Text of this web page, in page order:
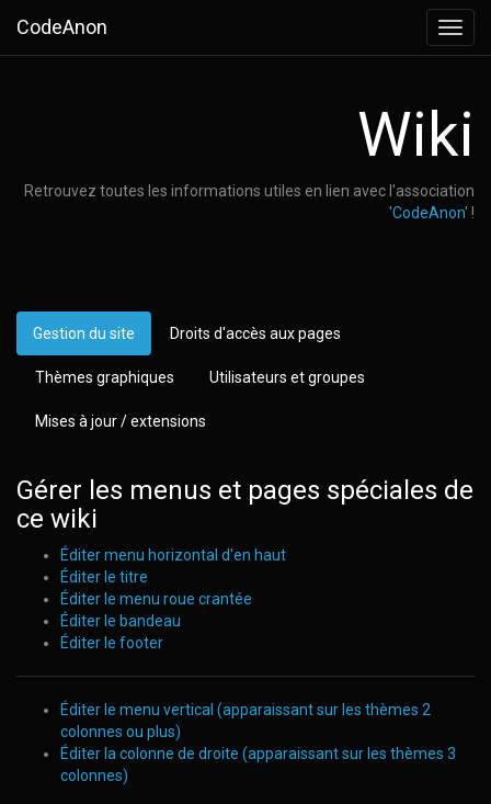
CodeAnon
Wiki
Retrouvez toutes les informations utiles en lien avec l'association
'CodeAnon' !
Gestion du site Droits d'accès aux pages
Thèmes graphiques Utilisateurs et groupes
Mises à jour / extensions
Gérer les menus et pages spéciales de
ce wiki
Éditer menu horizontal d'en haut
Éditer le titre
Éditer le menu roue crantée
Éditer le bandeau
Éditer le footer
Éditer le menu vertical (apparaissant sur les thèmes 2
colonnes ou plus)
Éditer la colonne de droite (apparaissant sur les thèmes 3
colonnes)